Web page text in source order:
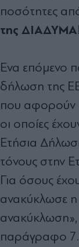
ποσότητες
της ∆ΙΑ∆ΥΜΑ!
Ενα επόµενο
δήλωση της
που αφορούν
οι οποίες
Ετήσια
τόνους στην
Για όσους
ανακύκλωσε
ανακύκλωση»,
παράγραφο